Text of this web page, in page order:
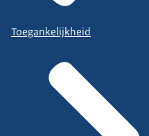
Toegankelijkheid